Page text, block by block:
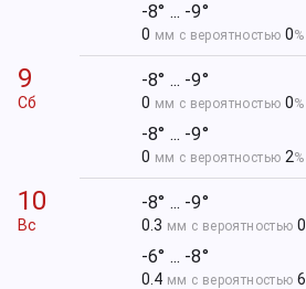
-8° ... -9°
0 мм с вероятностью 0%
9
Сб
-8° ... -9°
0 мм с вероятностью 0%
-8° ... -9°
0 мм с вероятностью 2%
10
Вс
-8° ... -9°
0.3 мм с вероятностью0
-6° ... -8°
0.4 мм с вероятностью6